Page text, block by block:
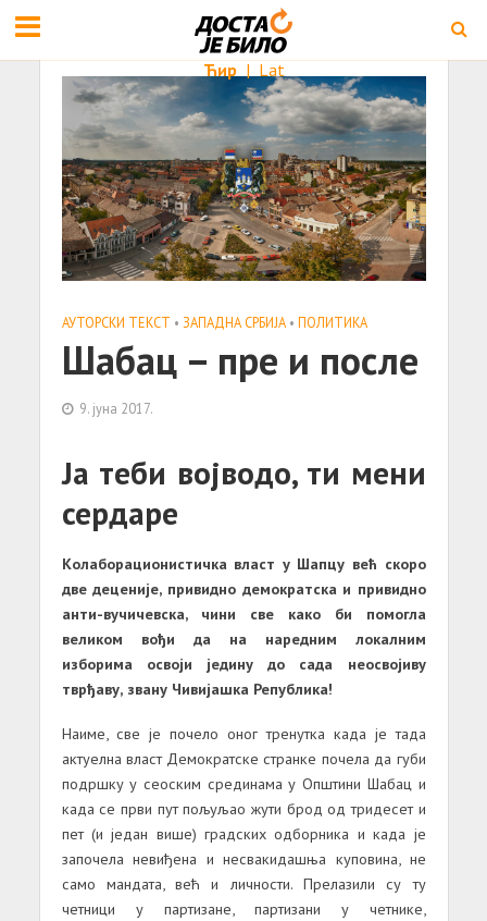
Ћир | Lat
АУТОРСКИ ТЕКСТ • ЗАПАДНА СРБИЈА • ПОЛИТИКА
Шабац – пре и после
9. јуна 2017.
Ја теби војводо, ти мени
сердаре
Колаборационистичка власт у Шапцу већ скоро
две деценије, привидно демократска и привидно
анти-вучичевска, чини све како би помогла
великом вођи да на наредним локалним
изборима освоји једину до сада неосвојиву
тврђаву, звану Чивијашка Република!
Наиме, све је почело оног тренутка када је тада
актуелна власт Демократске странке почела да губи
подршку у сеоским срединама у Општини Шабац и
када се први пут пољуљао жути брод од тридесет и
пет (и један више) градских одборника и када је
започела невиђена и несвакидашња куповина, не
само мандата, већ и личности. Прелазили су ту
четници у партизане, партизани у четнике,